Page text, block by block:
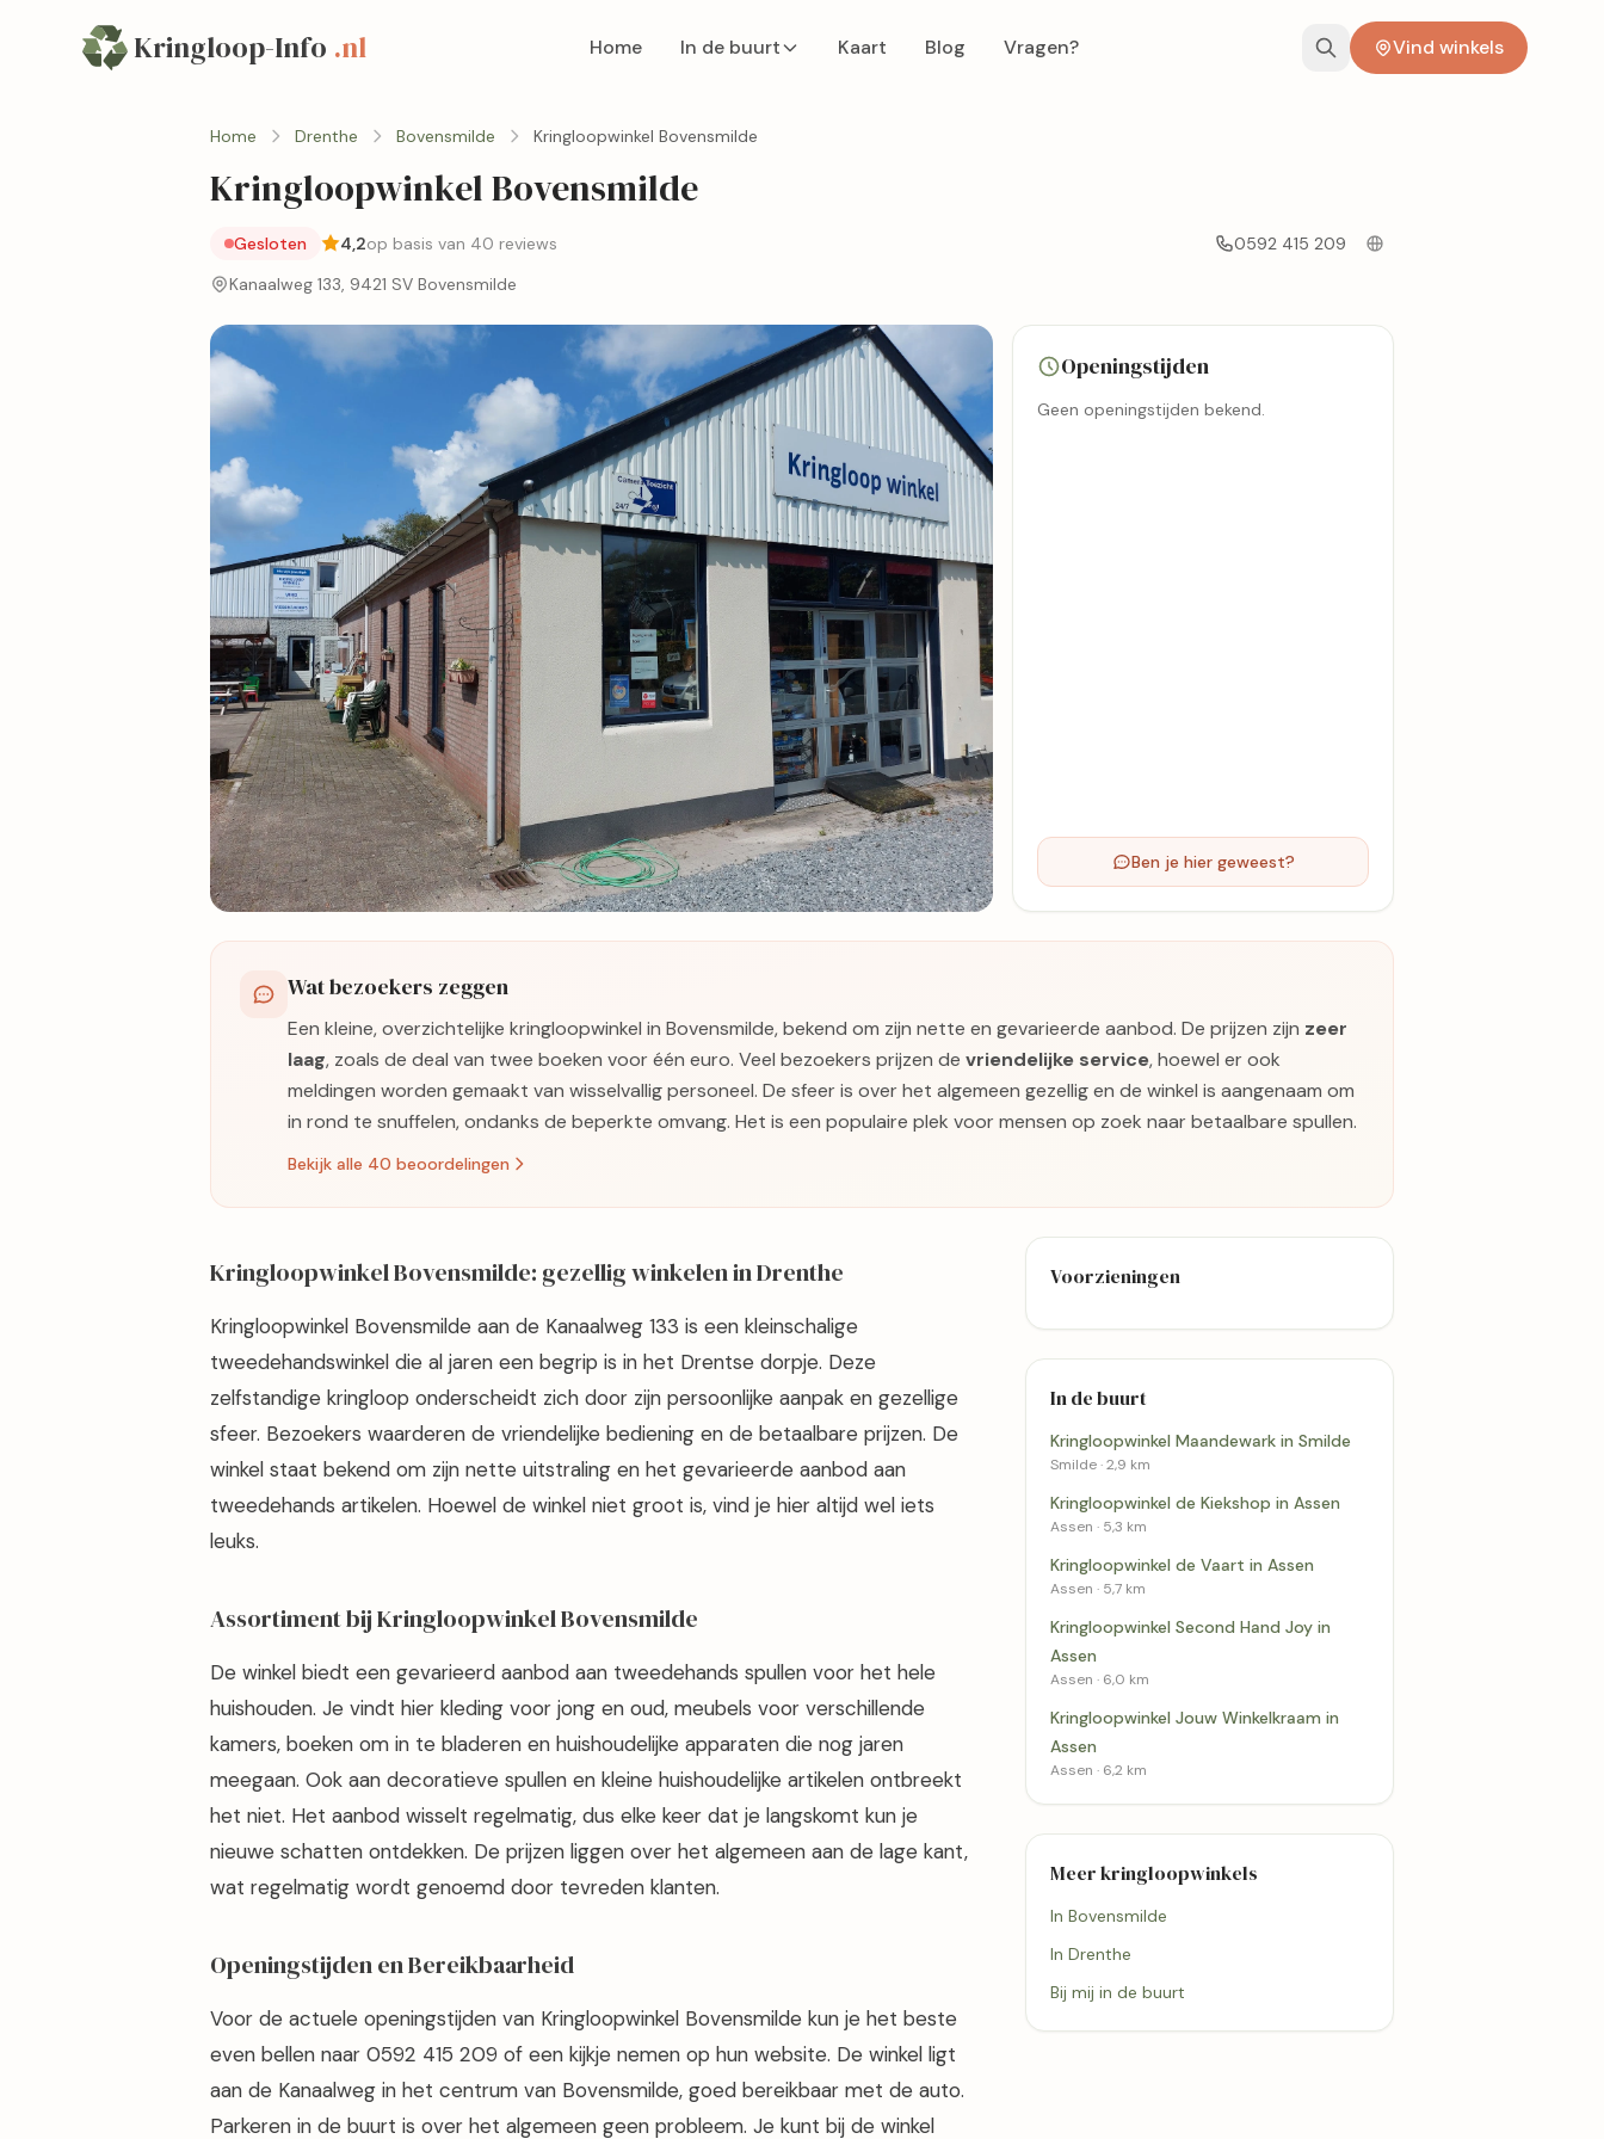
Kringloop-Info .nl Home In de buurt Kaart Blog Vragen? Vind winkels
Home Drenthe Bovensmilde Kringloopwinkel Bovensmilde
Kringloopwinkel Bovensmilde
Gesloten 4,2op basis van 40 reviews
0592 415 209
Kanaalweg 133, 9421 SV Bovensmilde
Bekijk kaart
Openingstijden
Geen openingstijden bekend.
Ben je hier geweest?
Wat bezoekers zeggen
Een kleine, overzichtelijke kringloopwinkel in Bovensmilde, bekend om zijn nette en gevarieerde aanbod. De prijzen zijn zeer
laag, zoals de deal van twee boeken voor één euro. Veel bezoekers prijzen de vriendelijke service, hoewel er ook
meldingen worden gemaakt van wisselvallig personeel. De sfeer is over het algemeen gezellig en de winkel is aangenaam om
in rond te snuffelen, ondanks de beperkte omvang. Het is een populaire plek voor mensen op zoek naar betaalbare spullen.
Bekijk alle 40 beoordelingen
Kringloopwinkel Bovensmilde: gezellig winkelen in Drenthe
Kringloopwinkel Bovensmilde aan de Kanaalweg 133 is een kleinschalige
tweedehandswinkel die al jaren een begrip is in het Drentse dorpje. Deze
zelfstandige kringloop onderscheidt zich door zijn persoonlijke aanpak en gezellige
sfeer. Bezoekers waarderen de vriendelijke bediening en de betaalbare prijzen. De
winkel staat bekend om zijn nette uitstraling en het gevarieerde aanbod aan
tweedehands artikelen. Hoewel de winkel niet groot is, vind je hier altijd wel iets
leuks.
Assortiment bij Kringloopwinkel Bovensmilde
De winkel biedt een gevarieerd aanbod aan tweedehands spullen voor het hele
huishouden. Je vindt hier kleding voor jong en oud, meubels voor verschillende
kamers, boeken om in te bladeren en huishoudelijke apparaten die nog jaren
meegaan. Ook aan decoratieve spullen en kleine huishoudelijke artikelen ontbreekt
het niet. Het aanbod wisselt regelmatig, dus elke keer dat je langskomt kun je
nieuwe schatten ontdekken. De prijzen liggen over het algemeen aan de lage kant,
wat regelmatig wordt genoemd door tevreden klanten.
Openingstijden en Bereikbaarheid
Voor de actuele openingstijden van Kringloopwinkel Bovensmilde kun je het beste
even bellen naar 0592 415 209 of een kijkje nemen op hun website. De winkel ligt
aan de Kanaalweg in het centrum van Bovensmilde, goed bereikbaar met de auto.
Parkeren in de buurt is over het algemeen geen probleem. Je kunt bij de winkel
Voorzieningen
In de buurt
Kringloopwinkel Maandewark in Smilde
Smilde · 2,9 km
Kringloopwinkel de Kiekshop in Assen
Assen · 5,3 km
Kringloopwinkel de Vaart in Assen
Assen · 5,7 km
Kringloopwinkel Second Hand Joy in
Assen
Assen · 6,0 km
Kringloopwinkel Jouw Winkelkraam in
Assen
Assen · 6,2 km
Meer kringloopwinkels
In Bovensmilde
In Drenthe
Bij mij in de buurt